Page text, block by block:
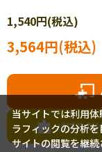
エポック社 パネル
軽量なアルミを使用
1,540円(税込)
3,564円(税込)
パズルだ
当サイトでは利用
ラフィックの分析
サイトの閲覧を継